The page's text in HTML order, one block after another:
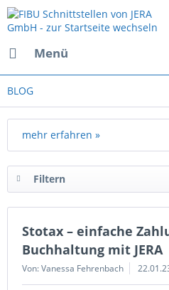
Menü
BLOG
mehr erfahren »
Filtern
Stotax – einfache
Buchhaltung mit JERA
Von: Vanessa Fehrenbach